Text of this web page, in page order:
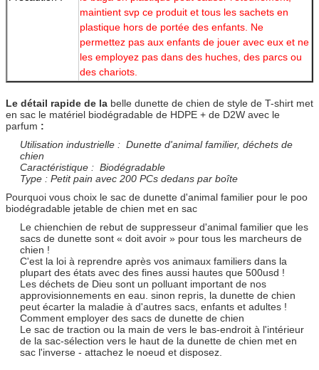
maintient svp ce produit et tous les sachets en
plastique hors de portée des enfants. Ne
permettez pas aux enfants de jouer avec eux et ne
les employez pas dans des huches, des parcs ou
des chariots.
Le détail rapide de la belle dunette de chien de style de T-shirt met
en sac le matériel biodégradable de HDPE + de D2W avec le
parfum :
Utilisation industrielle : Dunette d'animal familier, déchets de
chien
Caractéristique : Biodégradable
Type : Petit pain avec 200 PCs dedans par boîte
Pourquoi vous choix le sac de dunette d'animal familier pour le poo
biodégradable jetable de chien met en sac
Le chienchien de rebut de suppresseur d'animal familier que les
sacs de dunette sont « doit avoir » pour tous les marcheurs de
chien !
C'est la loi à reprendre après vos animaux familiers dans la
plupart des états avec des fines aussi hautes que 500usd !
Les déchets de Dieu sont un polluant important de nos
approvisionnements en eau. sinon repris, la dunette de chien
peut écarter la maladie à d'autres sacs, enfants et adultes !
Comment employer des sacs de dunette de chien
Le sac de traction ou la main de vers le bas-endroit à l'intérieur
de la sac-sélection vers le haut de la dunette de chien met en
sac l'inverse - attachez le noeud et disposez.